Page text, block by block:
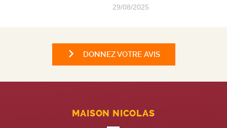
29/08/2025
DONNEZ VOTRE AVIS
MAISON NICOLAS